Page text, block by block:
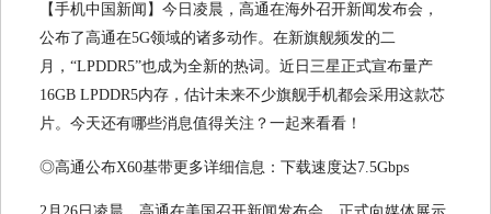
【手机中国新闻】今日凌晨，高通在海外召开新闻发布会，
公布了高通在5G领域的诸多动作。在新旗舰频发的二
月，“LPDDR5”也成为全新的热词。近日三星正式宣布量产
16GB LPDDR5内存，估计未来不少旗舰手机都会采用这款芯
片。今天还有哪些消息值得关注？一起来看看！
◎高通公布X60基带更多详细信息：下载速度达7.5Gbps